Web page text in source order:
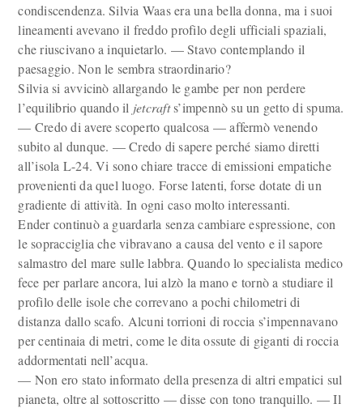
condiscendenza. Silvia Waas era una bella donna, ma i suoi
lineamenti avevano il freddo profilo degli ufficiali spaziali,
che riuscivano a inquietarlo. — Stavo contemplando il
paesaggio. Non le sembra straordinario?
Silvia si avvicinò allargando le gambe per non perdere
l’equilibrio quando il jetcrafts’impennò su un getto di spuma.
— Credo di avere scoperto qualcosa — affermò venendo
subito al dunque. — Credo di sapere perché siamo di­retti
all’isola L-24. Vi sono chiare tracce di emissioni empatiche
provenienti da quel luogo. Forse latenti, forse dotate di un
gradiente di attività. In ogni caso molto interessanti.
Ender continuò a guardarla senza cambiare espressione, con
le sopracciglia che vibravano a causa del vento e il sapore
salmastro del mare sulle labbra. Quando lo specialista medico
fece per parlare an­cora, lui alzò la mano e tornò a studiare il
profilo delle isole che cor­revano a pochi chilometri di
distanza dallo scafo. Alcuni torrioni di roccia s’impennavano
per centinaia di metri, come le dita ossute di giganti di roccia
addormentati nell’acqua.
— Non ero stato informato della presenza di altri empatici sul
pia­neta, oltre al sottoscritto — disse con tono tranquillo. — Il